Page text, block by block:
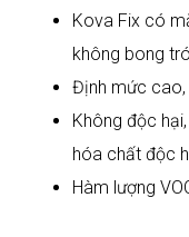
Kova Fix có
không bong
Định mức cao,
Không độc
hóa chất độc
Hàm lượng